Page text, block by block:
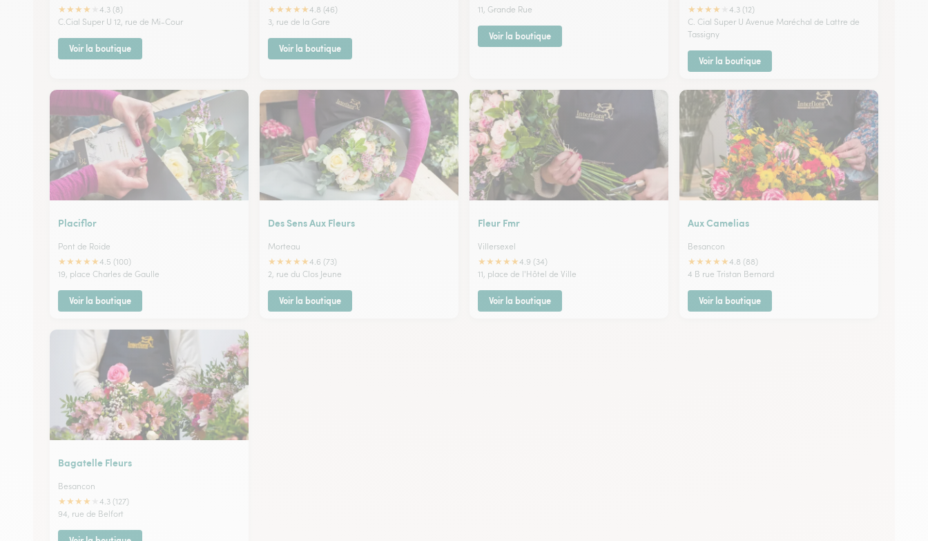
★★★★
4.3 (8)
C.Cial Super U 12, rue de Mi-Cour
Voir la boutique
★★★★★4.8 (46)
3, rue de la Gare
Voir la boutique
11, Grande Rue
Voir la boutique
★★★★
4.3 (12)
C. Cial Super U Avenue Maréchal de Lattre de
Tassigny
Voir la boutique
Placiflor
Pont de Roide
★★★★★4.5 (100)
19, place Charles de Gaulle
Voir la boutique
Des Sens Aux Fleurs
Morteau
★★★★★4.6 (73)
2, rue du Clos Jeune
Voir la boutique
Fleur Fmr
Villersexel
★★★★★4.9 (34)
11, place de l'Hôtel de Ville
Voir la boutique
Aux Camelias
Besancon
★★★★★4.8 (88)
4 B rue Tristan Bernard
Voir la boutique
Bagatelle Fleurs
Besancon
★★★★
4.3 (127)
94, rue de Belfort